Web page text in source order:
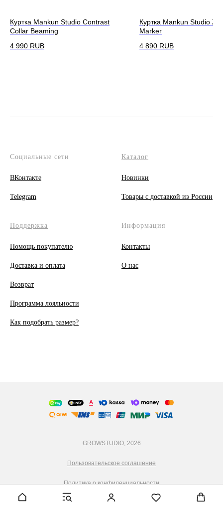
Куртка Mankun Studio Contrast
Collar Beaming
4 990 RUB
Куртка Mankun Studio
Marker
4 890 RUB
Социальные сети
ВКонтакте
Telegram
Каталог
Новинки
Товары с доставкой из России
Поддержка
Помощь покупателю
Доставка и оплата
Возврат
Программа лояльности
Как подобрать размер?
Информация
Контакты
О нас
GROWSTUDIO, 2026
Пользовательское соглашение
Политика о конфиденциальности